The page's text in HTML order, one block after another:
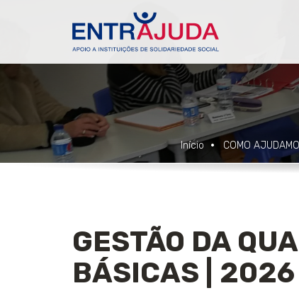
Início COMO
GESTÃO DA
BÁSICAS | 2026